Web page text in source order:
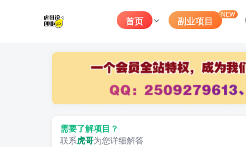
首页 副业项目
NEW
需要了解项目？
联系虎哥为您详细解答